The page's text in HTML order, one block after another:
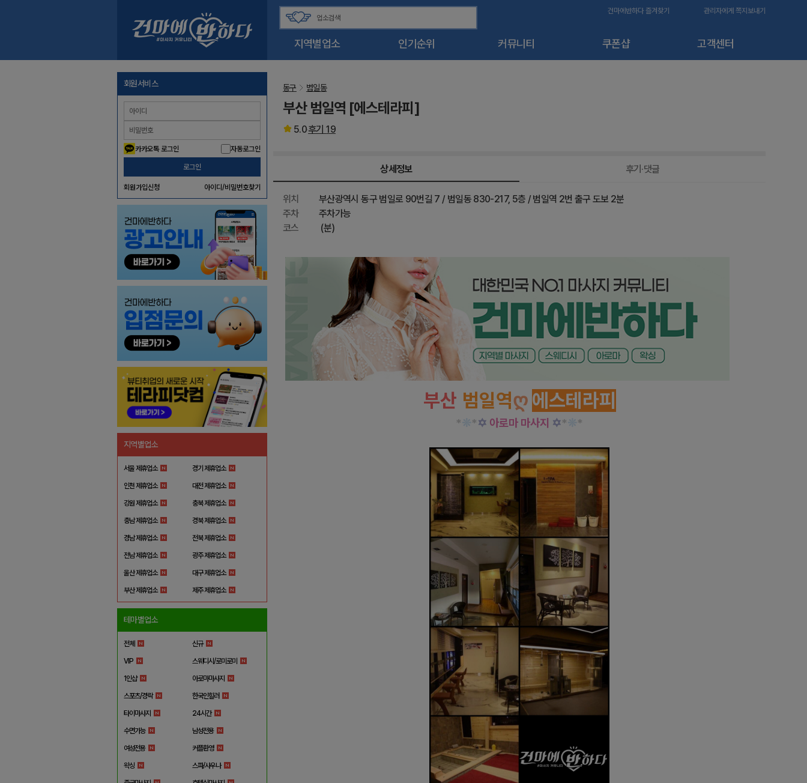
지역별업소 인기순위 커뮤니티 쿠폰샵 고객센터
건마에반하다 즐겨찾기 관리자에게 쪽지보내기
회원서비스
카카오톡 로그인 자동로그인
로그인
회원가입신청 아이디/비밀번호찾기
지역별업소
서울 제휴업소 경기 제휴업소
인천 제휴업소 대전 제휴업소
강원 제휴업소 충북 제휴업소
충남 제휴업소 경북 제휴업소
경남 제휴업소 전북 제휴업소
전남 제휴업소 광주 제휴업소
울산 제휴업소 대구 제휴업소
부산 제휴업소 제주 제휴업소
테마별업소
전체 신규
VIP 스웨디시/로미로미
1인샵 아로마마사지
스포츠/경락 한국인힐러
타이마사지 24시간
수면가능 남성전용
여성전용 커플환영
왁싱 스파/사우나
동구 범일동
부산 범일역 [에스테라피]
5.0후기19
상세정보 후기·댓글
위치
부산광역시 동구 범일로 90번길 7 / 범일동 830-217, 5층 / 범일역 2번 출구 도보 2분
주차
주차가능
코스
(분)
부산 범일역ღ 에스테라피
* *✡ 아로마 마사지 ✡* *